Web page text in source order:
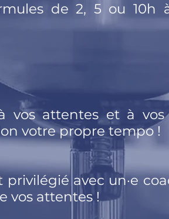
de 2, 5 ou 10h
vos attentes et à vos
votre propre tempo !
avec un·e
vos attentes !